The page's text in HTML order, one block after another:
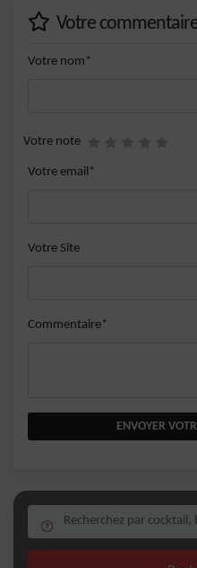
Votre
Votre nom*
Votre note
Votre email*
Votre Site
Commentaire*
ENVOYER